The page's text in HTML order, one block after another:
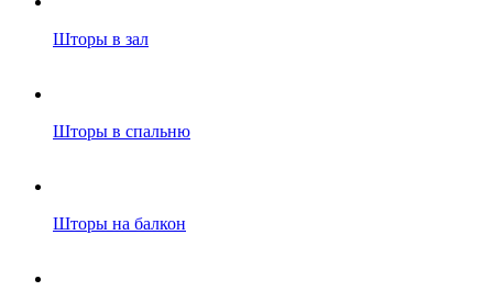
Шторы в зал
Шторы в спальню
Шторы на балкон